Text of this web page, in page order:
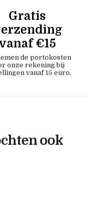
Gratis
€15
de portokosten
onze rekening bij
vanaf 15 euro.
ook